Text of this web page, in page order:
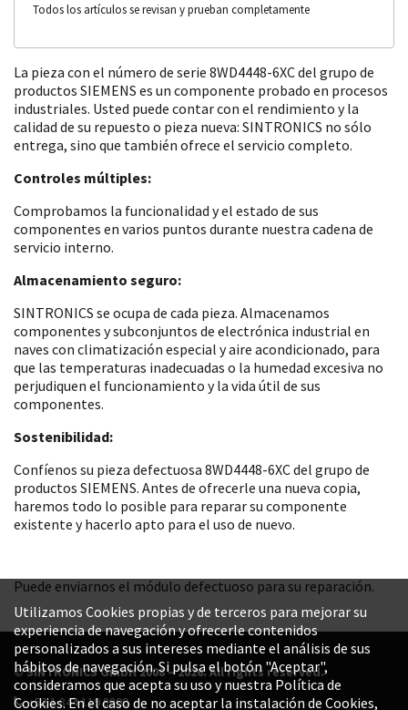
Todos los artículos se revisan y prueban completamente
La pieza con el número de serie 8WD4448-6XC del grupo de
productos SIEMENS es un componente probado en procesos
industriales. Usted puede contar con el rendimiento y la
calidad de su repuesto o pieza nueva: SINTRONICS no sólo
entrega, sino que también ofrece el servicio completo.
Controles múltiples:
Comprobamos la funcionalidad y el estado de sus
componentes en varios puntos durante nuestra cadena de
servicio interno.
Almacenamiento seguro:
SINTRONICS se ocupa de cada pieza. Almacenamos
componentes y subconjuntos de electrónica industrial en
naves con climatización especial y aire acondicionado, para
que las temperaturas inadecuadas o la humedad excesiva no
perjudiquen el funcionamiento y la vida útil de sus
componentes.
Sostenibilidad:
Confíenos su pieza defectuosa 8WD4448-6XC del grupo de
productos SIEMENS. Antes de ofrecerle una nueva copia,
haremos todo lo posible para reparar su componente
existente y hacerlo apto para el uso de nuevo.
Puede enviarnos el módulo defectuoso para su reparación.
© SINTRONICS GmbH 2008 – 2026. All rights reserved.
+52 1 844 119 8800
Utilizamos Cookies propias y de terceros para mejorar su
experiencia de navegación y ofrecerle contenidos
personalizados a sus intereses mediante el análisis de sus
hábitos de navegación. Si pulsa el botón "Aceptar",
consideramos que acepta su uso y nuestra Política de
Cookies. En el caso de no aceptar la instalación de Cookies,